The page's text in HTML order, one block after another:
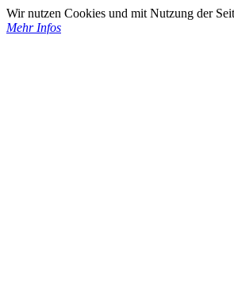
Wir nutzen Cookies und mit Nutzung der
Mehr Infos